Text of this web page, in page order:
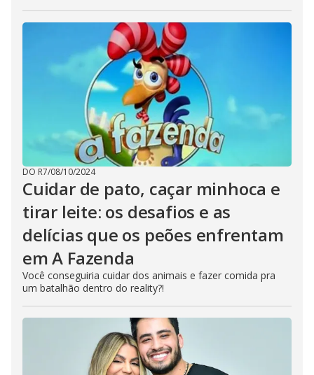
DO R7/08/10/2024
Cuidar de pato, caçar minhoca e
tirar leite: os desafios e as
delícias que os peões enfrentam
em A Fazenda
Você conseguiria cuidar dos animais e fazer comida pra
um batalhão dentro do reality?!